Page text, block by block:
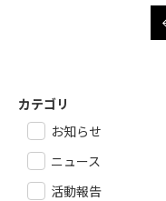
カテゴリ
お知らせ
ニュース
活動報告